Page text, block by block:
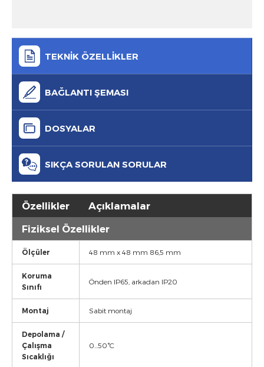
TEKNİK ÖZELLİKLER
BAĞLANTI ŞEMASI
DOSYALAR
SIKÇA SORULAN SORULAR
Özellikler
Açıklamalar
Fiziksel Özellikler
Ölçüler 48 mm x 48 mm 86,5 mm
Koruma
Sınıfı
Önden IP65, arkadan IP20
Montaj Sabit montaj
Depolama /
Çalışma
Sıcaklığı
0...50°C